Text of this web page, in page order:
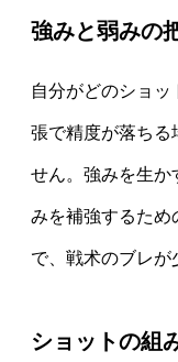
強みと弱みの
自分がどのショ
張で精度が落ちる
せん。強みを生か
みを補強するため
で、戦术のブレが
ショットの組